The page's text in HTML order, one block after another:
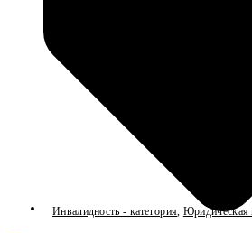
Инвалидность - категория,